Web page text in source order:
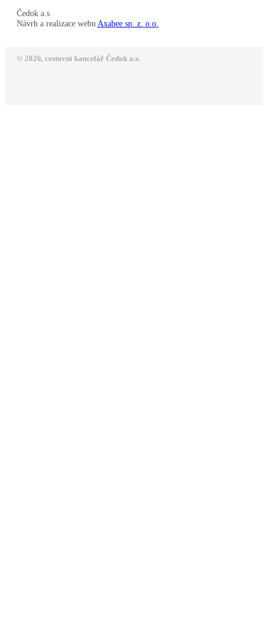
Čedok a.s
Návrh a realizace webu Axabee sp. z. o.o.
© 2026, cestovní kancelář Čedok a.s.